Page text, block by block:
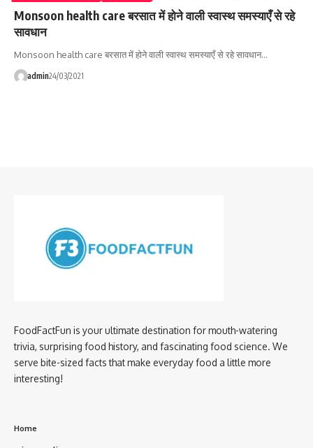
Monsoon health care बरसात में होने वाली स्वास्थ समस्याएँ से रहे
सावधान
Monsoon health care बरसात में होने वाली स्वास्थ समस्याएँ से रहे सावधान…
admin24/03/2021
FoodFactFun is your ultimate destination for mouth-watering
trivia, surprising food history, and fascinating food science. We
serve bite-sized facts that make everyday food a little more
interesting!
Home